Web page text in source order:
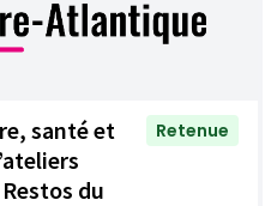
santé et
du
Retenue